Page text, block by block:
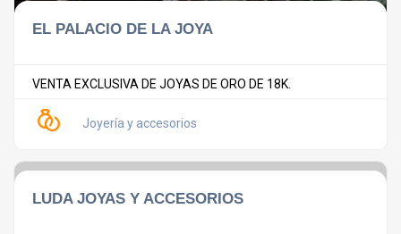
EL PALACIO DE LA JOYA
VENTA EXCLUSIVA DE JOYAS DE ORO DE 18K.
Joyería y accesorios
LUDA JOYAS Y ACCESORIOS